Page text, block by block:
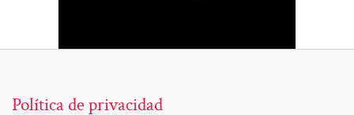
Política de privacidad